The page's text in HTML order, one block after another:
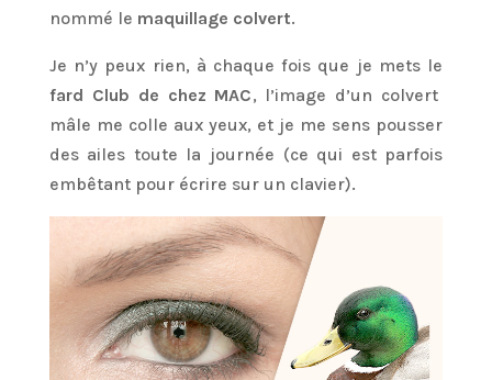
nommé le maquillage colvert.
Je n’y peux rien, à chaque fois que je mets le
fard Club de chez MAC, l’image d’un colvert
mâle me colle aux yeux, et je me sens pousser
des ailes toute la journée (ce qui est parfois
embêtant pour écrire sur un clavier).